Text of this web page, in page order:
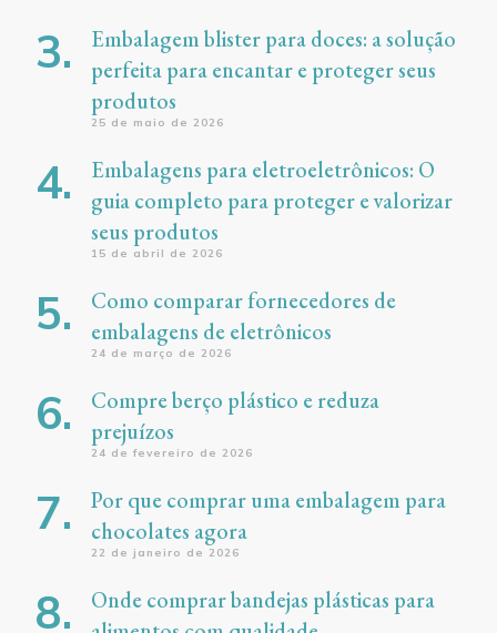
Embalagem blister para doces: a solução
perfeita para encantar e proteger seus
produtos
25 de maio de 2026
Embalagens para eletroeletrônicos: O
guia completo para proteger e valorizar
seus produtos
15 de abril de 2026
Como comparar fornecedores de
embalagens de eletrônicos
24 de março de 2026
Compre berço plástico e reduza
prejuízos
24 de fevereiro de 2026
Por que comprar uma embalagem para
chocolates agora
22 de janeiro de 2026
Onde comprar bandejas plásticas para